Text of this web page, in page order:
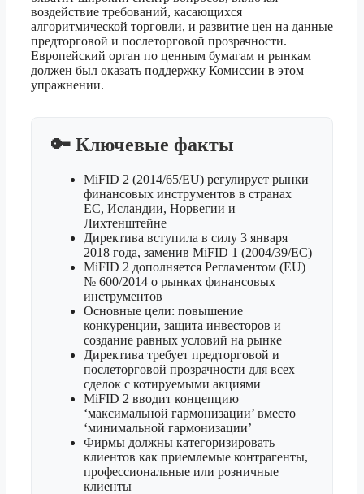
воздействие требований, касающихся
алгоритмической торговли, и развитие цен на данные
предторговой и послеторговой прозрачности.
Европейский орган по ценным бумагам и рынкам
должен был оказать поддержку Комиссии в этом
упражнении.
🔑 Ключевые факты
MiFID 2 (2014/65/EU) регулирует рынки
финансовых инструментов в странах
ЕС, Исландии, Норвегии и
Лихтенштейне
Директива вступила в силу 3 января
2018 года, заменив MiFID 1 (2004/39/EC)
MiFID 2 дополняется Регламентом (EU)
№ 600/2014 о рынках финансовых
инструментов
Основные цели: повышение
конкуренции, защита инвесторов и
создание равных условий на рынке
Директива требует предторговой и
послеторговой прозрачности для всех
сделок с котируемыми акциями
MiFID 2 вводит концепцию
‘максимальной гармонизации’ вместо
‘минимальной гармонизации’
Фирмы должны категоризировать
клиентов как приемлемые контрагенты,
профессиональные или розничные
клиенты